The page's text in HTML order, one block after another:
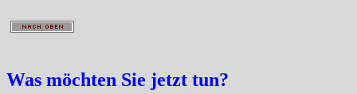
Was möchten Sie jetzt tun?